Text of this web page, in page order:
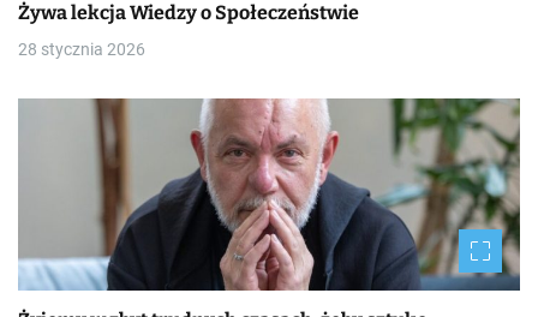
Żywa lekcja Wiedzy o Społeczeństwie
28 stycznia 2026